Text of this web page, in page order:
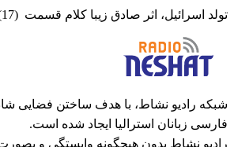
تولد اسرائیل، اثر صادق زیبا کلام قسمت (17)
شبکه رادیو نشاط، با هدف ساختن فضایی
فارسی زبانان استرالیا ایجاد شده است.
رادیو نشاط بدون هیچگونه وابستگی و